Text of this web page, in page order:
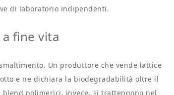
di laboratorio indipendenti.
fine vita
Un produttore che vende lattice
e ne dichiara la biodegradabilità oltre il
polimerici, invece, si trattengono nel